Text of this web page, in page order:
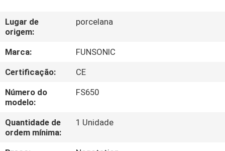
SOBRE
NÓS
VISITA
À
FÁBRICA
CONTROLE
Lugar de
origem:
porcelana
Marca:
FUNSONIC
Certificação:
CE
Número do
modelo:
FS650
Quantidade de
ordem mínima:
1 Unidade